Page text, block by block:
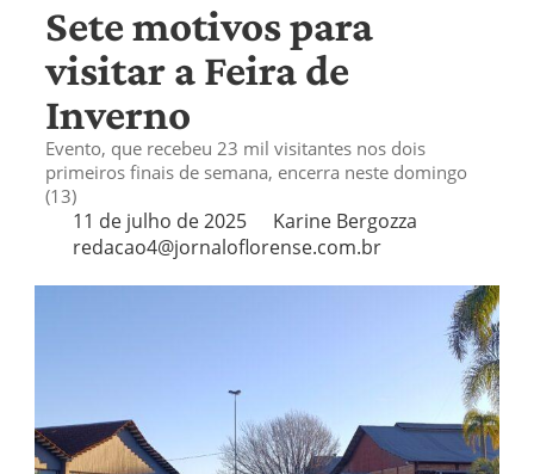
Sete motivos para
visitar a Feira de
Inverno
Evento, que recebeu 23 mil visitantes nos dois
primeiros finais de semana, encerra neste domingo
(13)
11 de julho de 2025
Karine Bergozza
redacao4@jornaloflorense.com.br